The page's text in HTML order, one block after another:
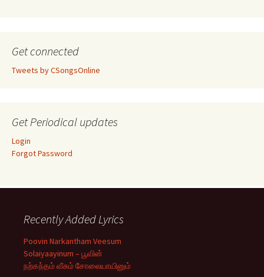
Get connected
Tweets by CSongsOnline
Get Periodical updates
Login
Forgot Password
Recently Added Lyrics
Poovin Narkantham Veesum
Solaiyaayinum – பூவின்
நற்கந்தம் வீசும் சோலையாயினும்